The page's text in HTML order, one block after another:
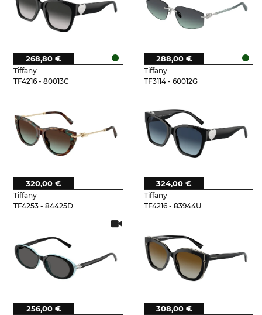
Tiffany
TF4216 - 80013C
268,80 €
Tiffany
TF3114 - 60012G
288,00 €
Tiffany
TF4253 - 84425D
320,00 €
Tiffany
TF4216 - 83944U
324,00 €
256,00 € 308,00 €